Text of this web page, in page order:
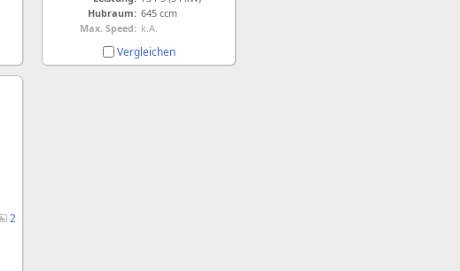
Hubraum: 645 ccm
Max. Speed: k.A.
Vergleichen
2